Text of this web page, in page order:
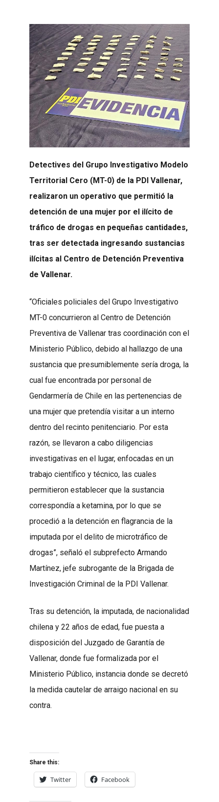
Detectives del Grupo Investigativo Modelo
Territorial Cero (MT-0) de la PDI Vallenar,
realizaron un operativo que permitió la
detención de una mujer por el ilícito de
tráfico de drogas en pequeñas cantidades,
tras ser detectada ingresando sustancias
ilícitas al Centro de Detención Preventiva
de Vallenar.
“Oficiales policiales del Grupo Investigativo
MT-0 concurrieron al Centro de Detención
Preventiva de Vallenar tras coordinación con el
Ministerio Público, debido al hallazgo de una
sustancia que presumiblemente sería droga, la
cual fue encontrada por personal de
Gendarmería de Chile en las pertenencias de
una mujer que pretendía visitar a un interno
dentro del recinto penitenciario. Por esta
razón, se llevaron a cabo diligencias
investigativas en el lugar, enfocadas en un
trabajo científico y técnico, las cuales
permitieron establecer que la sustancia
correspondía a ketamina, por lo que se
procedió a la detención en flagrancia de la
imputada por el delito de microtráfico de
drogas”, señaló el subprefecto Armando
Martínez, jefe subrogante de la Brigada de
Investigación Criminal de la PDI Vallenar.
Tras su detención, la imputada, de nacionalidad
chilena y 22 años de edad, fue puesta a
disposición del Juzgado de Garantía de
Vallenar, donde fue formalizada por el
Ministerio Público, instancia donde se decretó
la medida cautelar de arraigo nacional en su
contra.
Share this:
Twitter Facebook